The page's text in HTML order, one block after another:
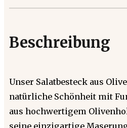
Beschreibung
Unser Salatbesteck aus
natürliche Schönheit mit
aus hochwertigem
seine einzigartige